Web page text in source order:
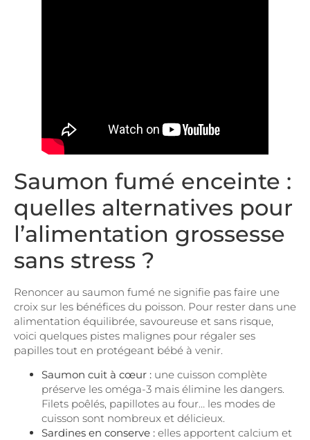
Saumon fumé enceinte :
quelles alternatives pour
l’alimentation grossesse
sans stress ?
Renoncer au saumon fumé ne signifie pas faire une
croix sur les bénéfices du poisson. Pour rester dans une
alimentation équilibrée, savoureuse et sans risque,
voici quelques pistes malignes pour régaler ses
papilles tout en protégeant bébé à venir.
Saumon cuit à cœur : une cuisson complète
préserve les oméga-3 mais élimine les dangers.
Filets poêlés, papillotes au four… les modes de
cuisson sont nombreux et délicieux.
Sardines en conserve : elles apportent calcium et